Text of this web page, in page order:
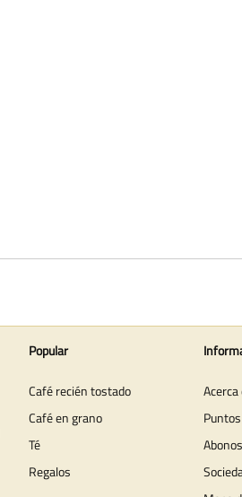
Popular
Café recién tostado
Café en grano
Té
Regalos
Acerca